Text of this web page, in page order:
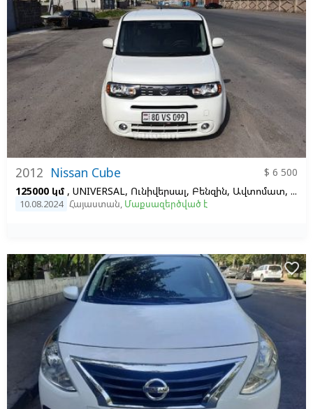
2012 Nissan Cube
$ 6 500
125000 կմ , UNIVERSAL, Ունիվերսալ, Բենզին, Ավտոմատ, Ձախ,
10.08.2024 Հայաստան, Մաքսազերծված է
favorite_border